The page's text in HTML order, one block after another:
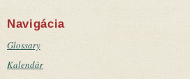
Navigácia
Glossary
Kalendár